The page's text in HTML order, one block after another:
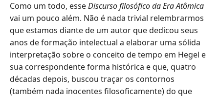
Como um todo, esseDiscurso filosófico da Era Atômica
vai um pouco além. Não é nada trivial relembrarmos
que estamos diante de um autor que dedicou seus
anos de formação intelectual a elaborar uma sólida
interpretação sobre o conceito de tempo em Hegel e
sua correspondente forma histórica e que, quatro
décadas depois, buscou traçar os contornos
(também nada inocentes filosoficamente) do que